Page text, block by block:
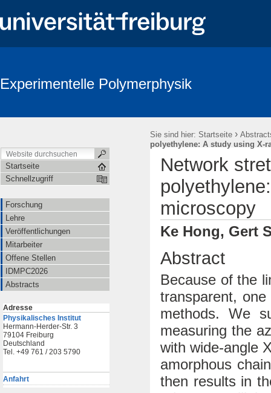
Experimentelle Polymerphysik
Sie sind hier: Startseite ›
polyethylene: A study using X-
Startseite
Schnellzugriff
Forschung
Lehre
Veröffentlichungen
Mitarbeiter
Offene Stellen
IDMPC2026
Abstracts
Adresse
Physikalisches Institut
Hermann-Herder-Str. 3
79104 Freiburg
Deutschland
Tel. +49 761 / 203 5790
Anfahrt
Network
microscopy
Ke Hong, Gert
Abstract
Because of the
transparent,
methods. We
measuring the
with wide-angle
amorphous
then results in